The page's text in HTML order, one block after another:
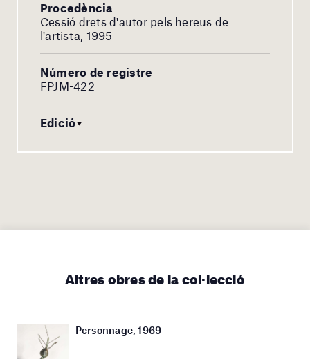
Procedència
Cessió drets d'autor pels hereus de
l'artista, 1995
Número de registre
FPJM-422
Edició
Altres obres de la col·lecció
Personnage, 1969